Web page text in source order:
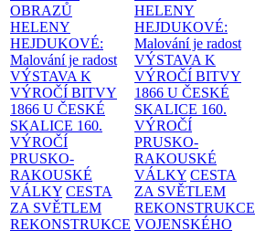
OBRAZŮ
HELENY
HEJDUKOVÉ:
Malování je radost
VÝSTAVA K
VÝROČÍ BITVY
1866 U ČESKÉ
SKALICE 160.
VÝROČÍ
PRUSKO-
RAKOUSKÉ
VÁLKY CESTA
ZA SVĚTLEM
REKONSTRUKCE
HELENY
HEJDUKOVÉ:
Malování je radost
VÝSTAVA K
VÝROČÍ BITVY
1866 U ČESKÉ
SKALICE 160.
VÝROČÍ
PRUSKO-
RAKOUSKÉ
VÁLKY CESTA
ZA SVĚTLEM
REKONSTRUKCE
VOJENSKÉHO